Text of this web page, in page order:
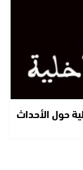
حول الأحداث